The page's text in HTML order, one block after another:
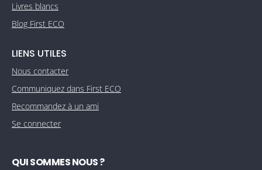
Livres blancs
Blog First ECO
LIENS UTILES
Nous contacter
Communiquez dans First ECO
Recommandez à un ami
Se connecter
QUI SOMMES NOUS ?